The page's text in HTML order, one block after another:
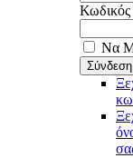
Να